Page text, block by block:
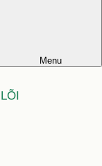
Menu